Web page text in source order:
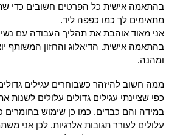
בהתאמה אישית כל הפרטים חשובים כדי
מתאימים לך כמו כפפה ליד.
אני מאוד אוהבת את תהליך העבודה עם
בהתאמה אישית. הדיאלוג והחזון המשותף
ומהנה.
ממה חשוב להיזהר כשבוחרים עגילים
כפי שציינתי עגילים גדולים עלולים לשנות
במידה והם כבדים. כמו כן שימוש בחומרים
עלולים לעורר תגובות אלרגיות. לכן אני